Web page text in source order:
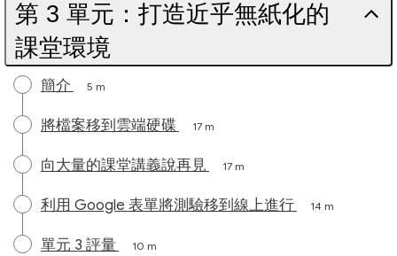
第 3 單元：打造近乎無紙化的
課堂環境
簡介 5 m
將檔案移到雲端硬碟 17 m
向大量的課堂講義說再見 17 m
利用 Google 表單將測驗移到線上進行 14 m
單元 3 評量 10 m